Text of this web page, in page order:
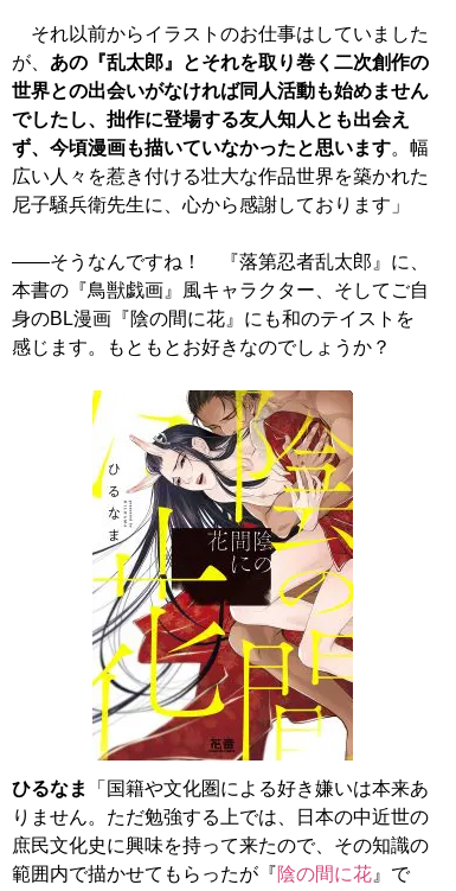
それ以前からイラストのお仕事はしていました
が、 あの『乱太郎』とそれを取り巻く二次創作の
世界との出会いがなければ同人活動も始めません
でしたし、拙作に登場する友人知人とも出会え
ず、今頃漫画も描いていなかったと思います。幅
広い人々を惹き付ける壮大な作品世界を築かれた
尼子騒兵衛先生に、心から感謝しております」
――そうなんですね！ 『落第忍者乱太郎』に、
本書の『鳥獣戯画』風キャラクター、そしてご自
身のBL漫画『陰の間に花』にも和のテイストを
感じます。もともとお好きなのでしょうか？
ひるなま
「国籍や文化圏による好き嫌いは本来あ
りません。ただ勉強する上では、日本の中近世の
庶民文化史に興味を持って来たので、その知識の
範囲内で描かせてもらったが『 陰の間に花』で